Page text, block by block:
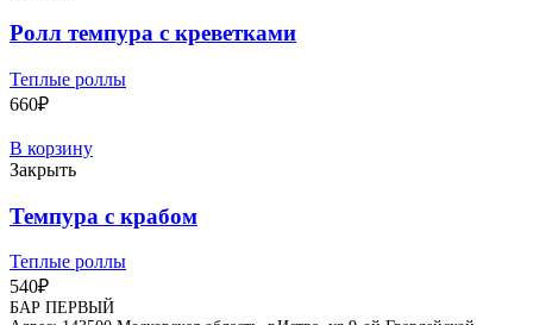
Ролл темпура с креветками
Теплые роллы
660₽
В корзину
Закрыть
Темпура с крабом
Теплые роллы
540₽
БАР ПЕРВЫЙ